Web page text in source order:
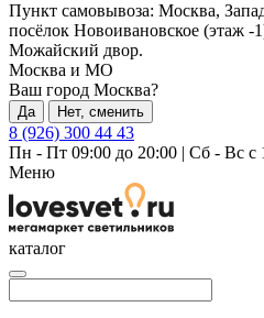
Пункт самовывоза: Москва,
посёлок Новоивановское (этаж
Можайский двор.
Москва и МО
Ваш город Москва?
Да Нет, сменить
8 (926) 300 44 43
Пн - Пт 09:00 до 20:00 | Сб - Вс с
Меню
каталог